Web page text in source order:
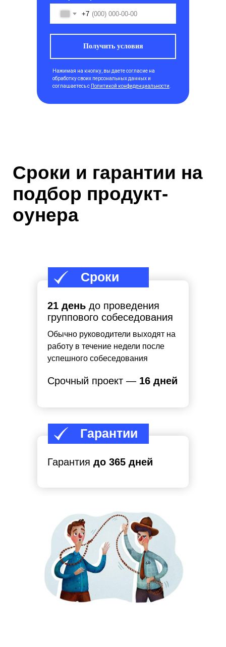
+7
Получить условия
Нажимая на кнопку, вы даете согласие на
обработку своих персональных данных и
соглашаетесь с Политикой конфиденциальности.
Сроки и гарантии на
подбор продукт-
оунера
Обычно руководители выходят на
работу в течение недели после
успешного собеседования
21 день до проведения
группового собеседования
Срочный проект — 16 дней
Сроки
Гарантии
Гарантия до 365 дней